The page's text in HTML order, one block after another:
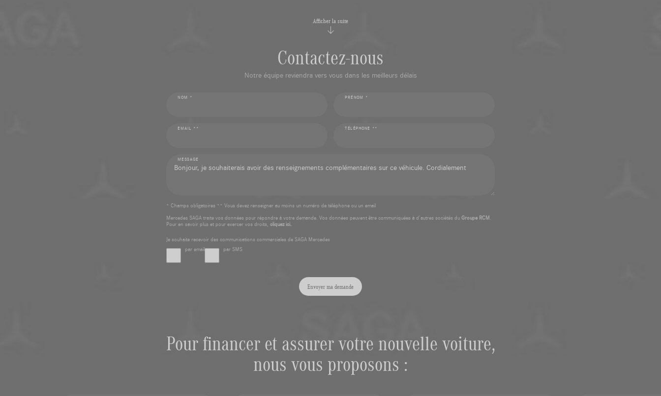
Afficher la suite
Contactez-nous
Notre équipe reviendra vers vous dans les meilleurs délais
NOM * PRÉNOM *
EMAIL ** TÉLÉPHONE **
MESSAGE
* Champs obligatoires ** Vous devez renseigner au moins un numéro de téléphone ou un email
Mercedes SAGA traite vos données pour répondre à votre demande. Vos données peuvent être communiquées à d’autres sociétés du Groupe RCM.
Pour en savoir plus et pour exercer vos droits, cliquez ici.
Je souhaite recevoir des communications commerciales de SAGA Mercedes
par email
par SMS
Envoyer ma demande
Pour financer et assurer votre nouvelle voiture,
nous vous proposons :